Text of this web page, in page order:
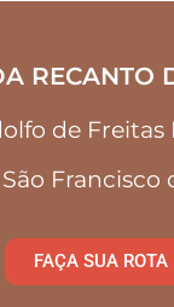
RECANTO
de Freitas
Francisco
FAÇA SUA ROTA